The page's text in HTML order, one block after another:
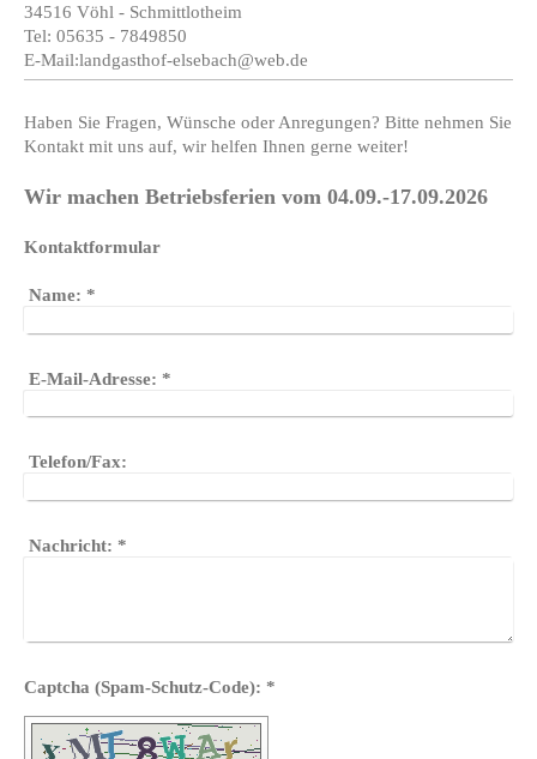
34516 Vöhl - Schmittlotheim
Tel: 05635 - 7849850
E-Mail:landgasthof-elsebach@web.de
Haben Sie Fragen, Wünsche oder Anregungen? Bitte nehmen Sie
Kontakt mit uns auf, wir helfen Ihnen gerne weiter!
Wir machen Betriebsferien vom 04.09.-17.09.2026
Kontaktformular
Name: *
E-Mail-Adresse: *
Telefon/Fax:
Nachricht: *
Captcha (Spam-Schutz-Code): *